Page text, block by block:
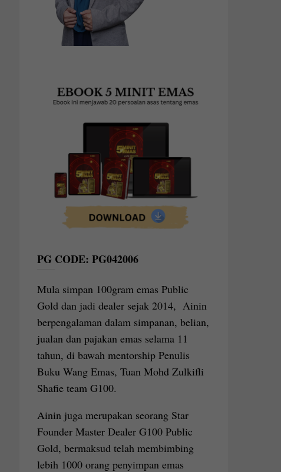
PG CODE: PG042006
Mula simpan 100gram emas Public
Gold dan jadi dealer sejak 2014, Ainin
berpengalaman dalam simpanan, belian,
jualan dan pajakan emas selama 11
tahun, di bawah mentorship Penulis
Buku Wang Emas, Tuan Mohd Zulkifli
Shafie team G100.
Ainin juga merupakan seorang Star
Founder Master Dealer G100 Public
Gold, bermaksud telah membimbing
lebih 1000 orang penyimpan emas